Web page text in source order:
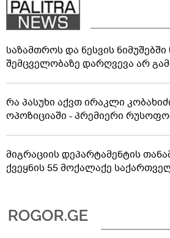
საზამთროს და ნესვის
შემცველობაზე დარღვევა არ
რა პასუხი აქვთ ირაკლი
ოპოზიციაში - პრემიერი
მიგრაციის დეპარტამენტის
ქვეყნის 55 მოქალაქე